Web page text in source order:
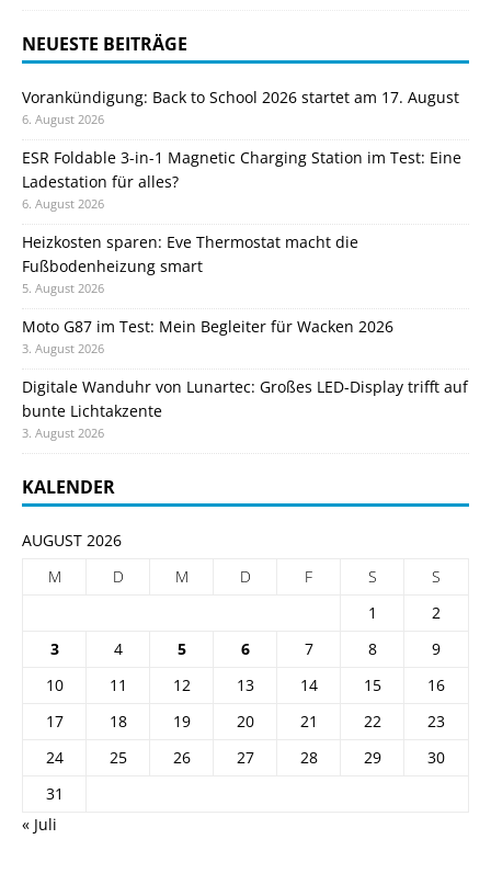
NEUESTE BEITRÄGE
Vorankündigung: Back to School 2026 startet am 17. August
6. August 2026
ESR Foldable 3-in-1 Magnetic Charging Station im Test: Eine
Ladestation für alles?
6. August 2026
Heizkosten sparen: Eve Thermostat macht die
Fußbodenheizung smart
5. August 2026
Moto G87 im Test: Mein Begleiter für Wacken 2026
3. August 2026
Digitale Wanduhr von Lunartec: Großes LED-Display trifft auf
bunte Lichtakzente
3. August 2026
KALENDER
AUGUST 2026
M
D M D F S
S
1
2
3
4 5 6 7 8
9
10
11 12 13 14 15
16
17
18 19 20 21 22
23
24
25 26 27 28 29
30
31
« Juli